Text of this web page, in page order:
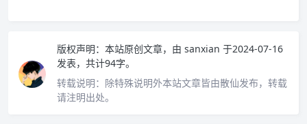
版权声明： 本站原创文章，由 sanxian 于2024-07-16
发表，共计94字。
转载说明： 除特殊说明外本站文章皆由散仙发布，转载
请注明出处。